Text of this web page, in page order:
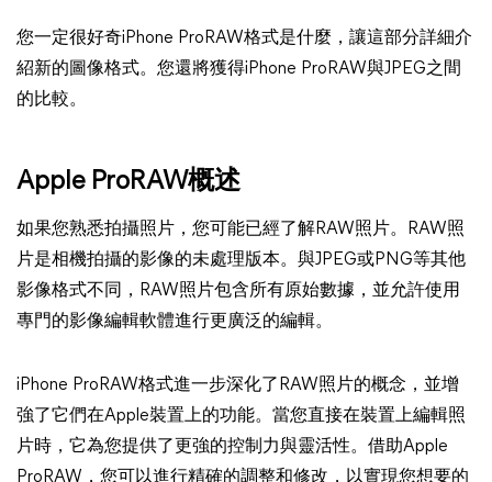
您一定很好奇iPhone ProRAW格式是什麼，讓這部分詳細介
紹新的圖像格式。您還將獲得iPhone ProRAW與JPEG之間
的比較。
Apple ProRAW概述
如果您熟悉拍攝照片，您可能已經了解RAW照片。RAW照
片是相機拍攝的影像的未處理版本。與JPEG或PNG等其他
影像格式不同，RAW照片包含所有原始數據，並允許使用
專門的影像編輯軟體進行更廣泛的編輯。
iPhone ProRAW格式進一步深化了RAW照片的概念，並增
強了它們在Apple裝置上的功能。當您直接在裝置上編輯照
片時，它為您提供了更強的控制力與靈活性。借助Apple
ProRAW，您可以進行精確的調整和修改，以實現您想要的